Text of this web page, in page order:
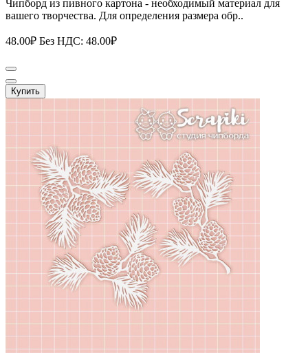
Чипборд из пивного картона - необходимый материал для
вашего творчества. Для определения размера обр..
48.00₽ Без НДС: 48.00₽
Купить